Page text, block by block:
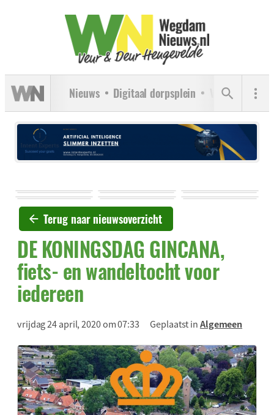
Nieuws Digitaal dorpsplein Verenigingen
Terug naar nieuwsoverzicht
DE KONINGSDAG GINCANA,
fiets- en wandeltocht voor
iedereen
vrijdag 24 april, 2020 om 07:33 Geplaatst inAlgemeen